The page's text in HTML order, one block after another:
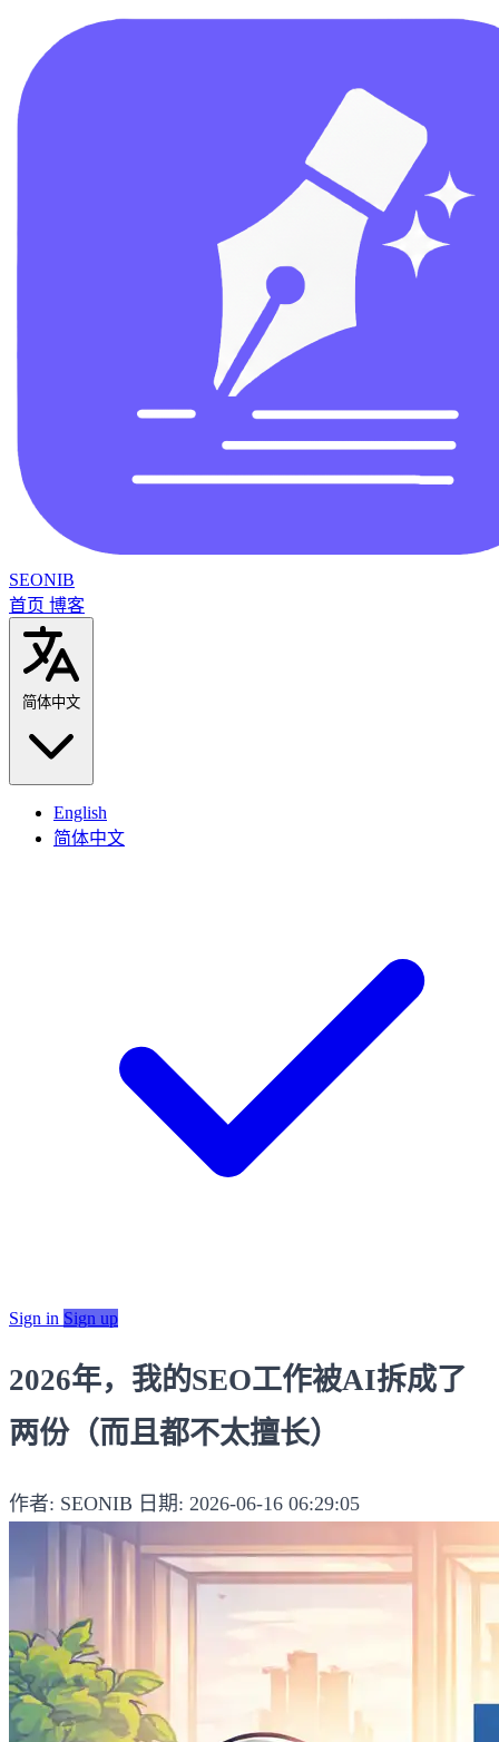
SEONIB
首页 博客
简体中文
English
简体中文
Sign in Sign up
2026年，我的SEO工作被AI拆成了
两份（而且都不太擅长）
作者: SEONIB 日期: 2026-06-16 06:29:05